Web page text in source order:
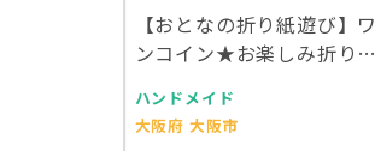
【おとなの折り紙遊び】ワ
ンコイン★お楽しみ折り紙
ハンドメイド
大阪府 大阪市